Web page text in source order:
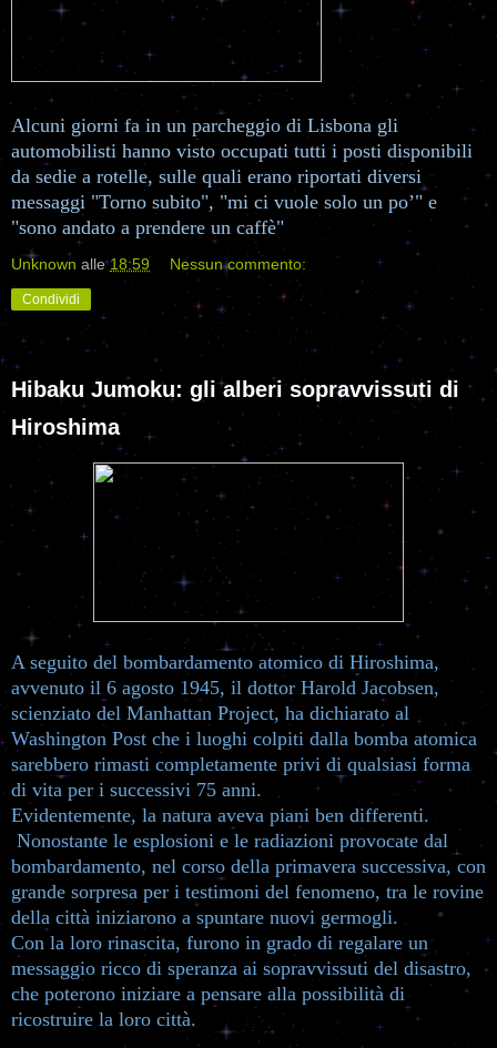
Alcuni giorni fa in un parcheggio di Lisbona gli
automobilisti hanno visto occupati tutti i posti disponibili
da sedie a rotelle, sulle quali erano riportati diversi
messaggi "Torno subito", "mi ci vuole solo un po’" e
"sono andato a prendere un caffè"
Unknown alle18:59 Nessun commento:
Condividi
Hibaku Jumoku: gli alberi sopravvissuti di
Hiroshima
A seguito del bombardamento atomico di Hiroshima,
avvenuto il 6 agosto 1945, il dottor Harold Jacobsen,
scienziato del Manhattan Project, ha dichiarato al
Washington Post che i luoghi colpiti dalla bomba atomica
sarebbero rimasti completamente privi di qualsiasi forma
di vita per i successivi 75 anni.
Evidentemente, la natura aveva piani ben differenti.
Nonostante le esplosioni e le radiazioni provocate dal
bombardamento, nel corso della primavera successiva, con
grande sorpresa per i testimoni del fenomeno, tra le rovine
della città iniziarono a spuntare nuovi germogli.
Con la loro rinascita, furono in grado di regalare un
messaggio ricco di speranza ai sopravvissuti del disastro,
che poterono iniziare a pensare alla possibilità di
ricostruire la loro città.